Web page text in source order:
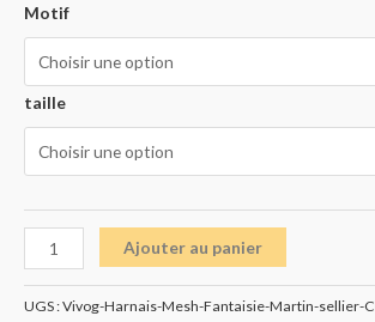
Motif
taille
Ajouter au panier
UGS :Vivog-Harnais-Mesh-Fantaisie-Martin-sellier-